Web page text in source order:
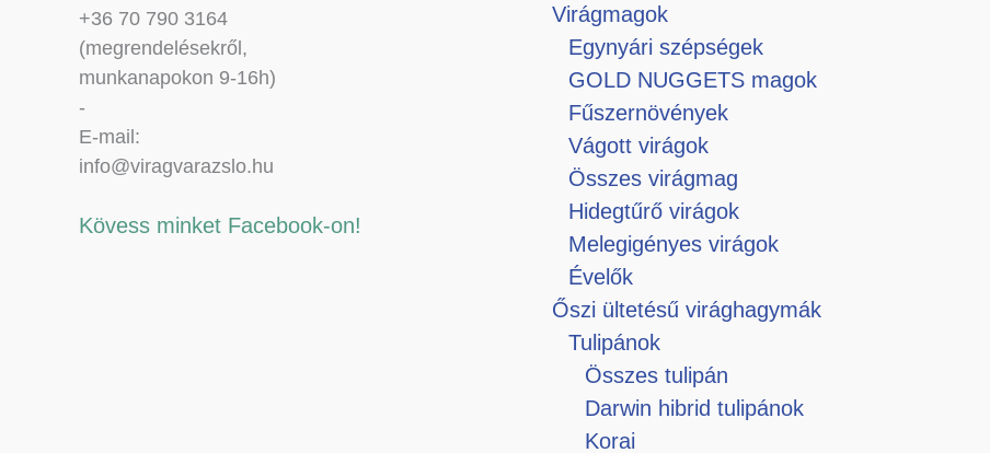
+36 70 790 3164
(megrendelésekről,
munkanapokon 9-16h)
-
E-mail:
info@viragvarazslo.hu
Kövess minket Facebook-on!
Virágmagok
Egynyári szépségek
GOLD NUGGETS magok
Fűszernövények
Vágott virágok
Összes virágmag
Hidegtűrő virágok
Melegigényes virágok
Évelők
Őszi ültetésű virághagymák
Tulipánok
Összes tulipán
Darwin hibrid tulipánok
Korai